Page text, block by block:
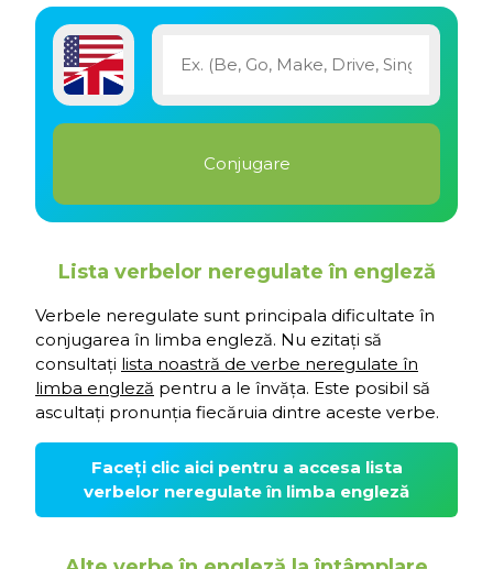
Lista verbelor neregulate în engleză
Verbele neregulate sunt principala dificultate în
conjugarea în limba engleză. Nu ezitați să
consultați lista noastră de verbe neregulate în
limba engleză pentru a le învăța. Este posibil să
ascultați pronunția fiecăruia dintre aceste verbe.
Faceți clic aici pentru a accesa lista
verbelor neregulate în limba engleză